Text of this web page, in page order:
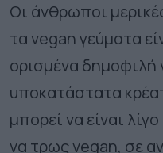
Οι άνθρωποι
τα vegan γεύματα
ορισμένα
υποκατάστατα
μπορεί να είναι
να τρως vegan, σε